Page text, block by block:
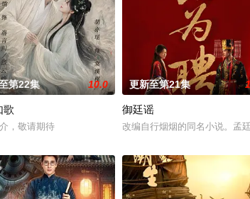
传媒有限公司
第22集 10.0
歌
，敬请期待
更新至第21集
御廷谣
改编自行烟烟的同名小说。孟